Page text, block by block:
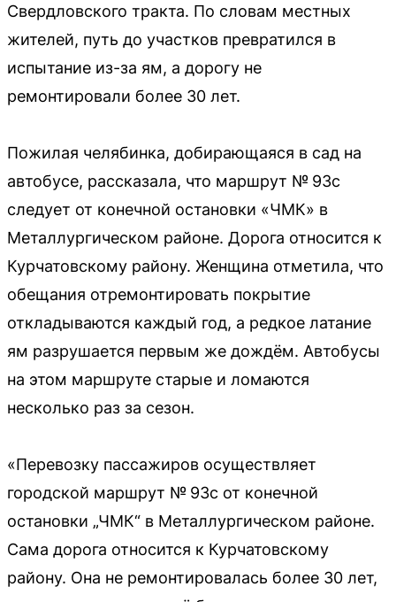
Свердловского тракта. По словам местных
жителей, путь до участков превратился в
испытание из-за ям, а дорогу не
ремонтировали более 30 лет.
Пожилая челябинка, добирающаяся в сад на
автобусе, рассказала, что маршрут № 93с
следует от конечной остановки «ЧМК» в
Металлургическом районе. Дорога относится к
Курчатовскому району. Женщина отметила, что
обещания отремонтировать покрытие
откладываются каждый год, а редкое латание
ям разрушается первым же дождём. Автобусы
на этом маршруте старые и ломаются
несколько раз за сезон.
«Перевозку пассажиров осуществляет
городской маршрут № 93с от конечной
остановки „ЧМК“ в Металлургическом районе.
Сама дорога относится к Курчатовскому
району. Она не ремонтировалась более 30 лет,